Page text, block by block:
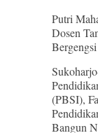
Putri
Dosen
(PBSI),
Bangun